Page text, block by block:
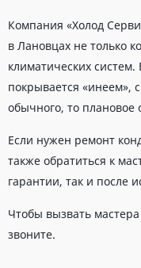
Компания «Холод
в Лановцах не только
климатических
покрывается «инеем»,
обычного, то плановое
Если нужен ремонт
также обратиться к
гарантии, так и после
Чтобы вызвать
звоните.